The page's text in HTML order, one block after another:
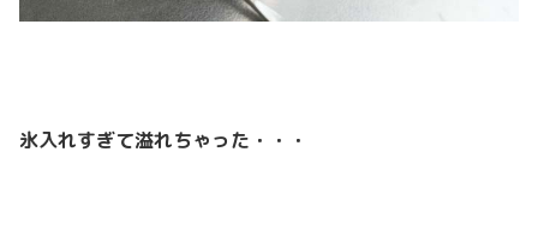
氷入れすぎて溢れちゃった・・・